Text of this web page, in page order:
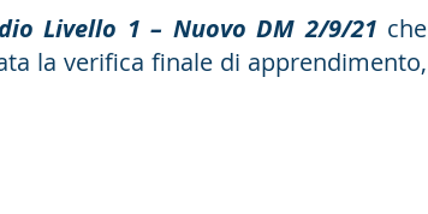
Livello 1 – Nuovo DM 2/9/21 che
la verifica finale di apprendimento,